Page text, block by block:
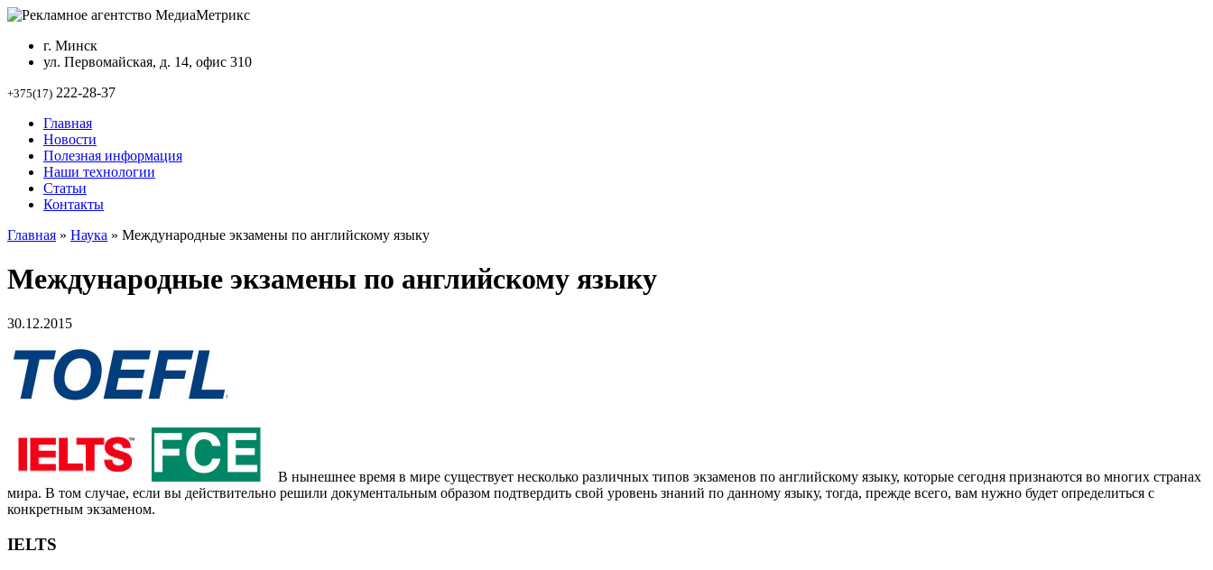
г. Минск
ул. Первомайская, д. 14, офис 310
+375(17) 222-28-37
Главная
Новости
Полезная информация
Наши технологии
Статьи
Контакты
Главная » Наука » Международные экзамены по английскому языку
Международные экзамены по английскому языку
30.12.2015
В нынешнее время в мире существует несколько различных типов экзаменов по английскому языку, которые сегодня признаются во многих странах
мира. В том случае, если вы действительно решили документальным образом подтвердить свой уровень знаний по данному языку, тогда, прежде всего, вам нужно будет определиться с
конкретным экзаменом.
IELTS